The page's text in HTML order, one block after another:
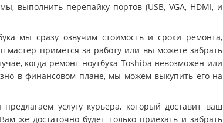
выполнить перепайку портов (USB, VGA, HDMI, и
мы сразу озвучим стоимость и сроки ремонта,
мастер примется за работу или вы можете забрать
когда ремонт ноутбука Toshiba невозможен или
в финансовом плане, мы можем выкупить его на
услугу курьера, который доставит ваш
же достаточно будет только приехать и забрать